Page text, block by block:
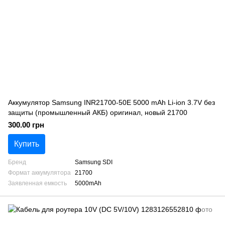
Аккумулятор Samsung INR21700-50E 5000 mAh Li-ion 3.7V без
защиты (промышленный АКБ) оригинал, новый 21700
300.00 грн
Купить
Бренд
Samsung SDI
Формат аккумулятора 21700
Заявленная емкость
5000mAh